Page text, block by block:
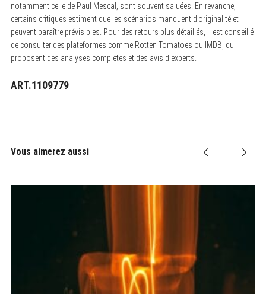
notamment celle de Paul Mescal, sont souvent saluées. En revanche,
certains critiques estiment que les scénarios manquent d’originalité et
peuvent paraître prévisibles. Pour des retours plus détaillés, il est conseillé
de consulter des plateformes comme Rotten Tomatoes ou IMDB, qui
proposent des analyses complètes et des avis d’experts.
ART.1109779
Vous aimerez aussi